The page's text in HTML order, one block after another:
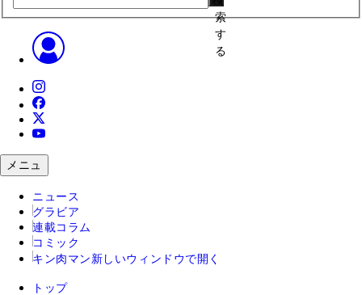
索
す
る
メニュ
ニュース
グラビア
連載コラム
コミック
キン肉マン 新しいウィンドウで開く
トップ